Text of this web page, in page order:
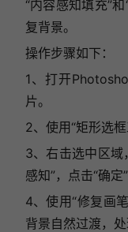
“内容感知填充”
复背景。
操作步骤如下：
1、打开
片。
2、使用“矩形选框
3、右击选中区域
感知”，点击“确定”
4、使用“修复画
背景自然过渡，